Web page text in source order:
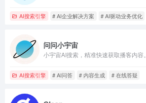
AI搜索引擎 # AI企业解决方案 # AI驱动业务优化
问问小宇宙
小宇宙AI搜索，精准快速获取播客内容。
AI搜索引擎 # AI问答 # 内容生成 # 在线答疑